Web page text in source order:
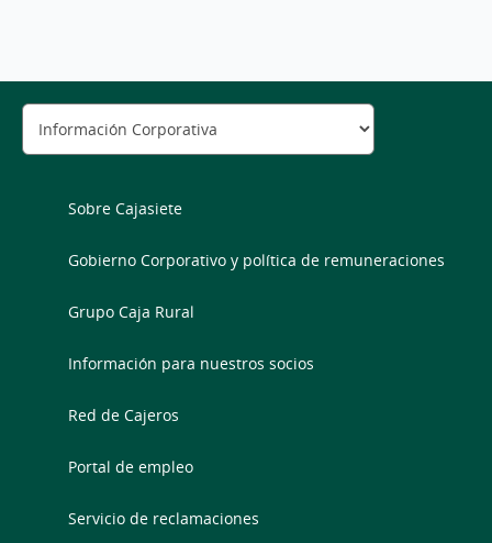
Sobre Cajasiete
Gobierno Corporativo y política de remuneraciones
Grupo Caja Rural
Información para nuestros socios
Red de Cajeros
Portal de empleo
Servicio de reclamaciones